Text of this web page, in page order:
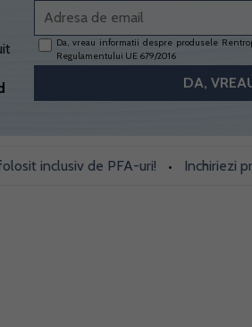
Da, vreau informatii despre produsele
Regulamentului UE 679/2016
de PFA-uri! • Inchiriezi prin